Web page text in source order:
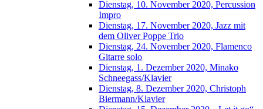
Dienstag, 10. November 2020, Percussion
Impro
Dienstag, 17. November 2020, Jazz mit
dem Oliver Poppe Trio
Dienstag, 24. November 2020, Flamenco
Gitarre solo
Dienstag, 1. Dezember 2020, Minako
Schneegass/Klavier
Dienstag, 8. Dezember 2020, Christoph
Biermann/Klavier